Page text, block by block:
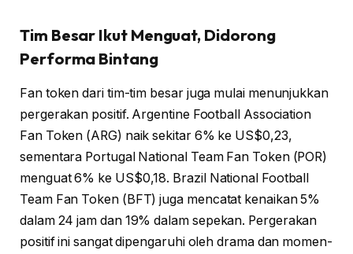
Tim Besar Ikut Menguat, Didorong
Performa Bintang
Fan token dari tim-tim besar juga mulai menunjukkan
pergerakan positif. Argentine Football Association
Fan Token (ARG) naik sekitar 6% ke US$0,23,
sementara Portugal National Team Fan Token (POR)
menguat 6% ke US$0,18. Brazil National Football
Team Fan Token (BFT) juga mencatat kenaikan 5%
dalam 24 jam dan 19% dalam sepekan. Pergerakan
positif ini sangat dipengaruhi oleh drama dan momen-